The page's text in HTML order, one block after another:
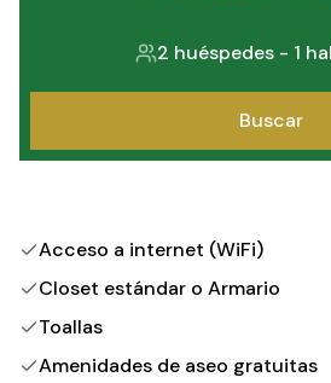
2 huéspedes - 1
Buscar
Acceso a internet (WiFi)
Closet estándar o Armario
Toallas
Amenidades de aseo gratuitas